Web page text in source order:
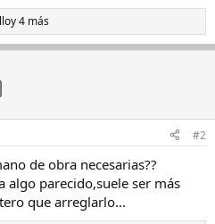
y 4 más
#2
de obra necesarias??
algo parecido,suele ser más
que arreglarlo...